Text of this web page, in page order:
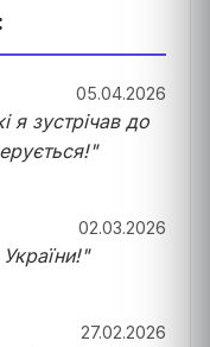
05.04.2026
я зустрічав до
02.03.2026
27.02.2026